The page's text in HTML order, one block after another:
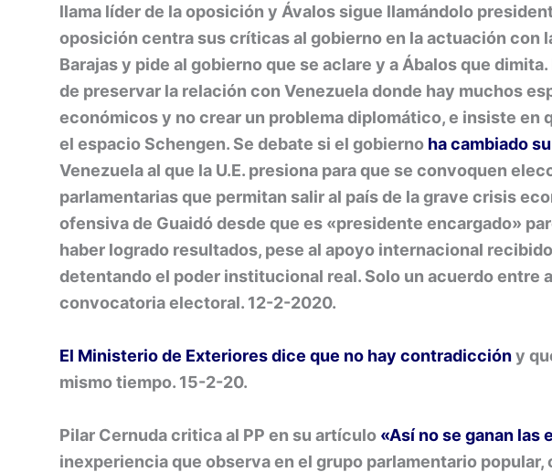
llama líder de la oposición y Ávalos sigue llamándolo
oposición centra sus críticas al gobierno en la actuación con
Barajas y pide al gobierno que se aclare y a Ábalos que
de preservar la relación con Venezuela donde hay muchos
económicos y no crear un problema diplomático, e insiste en
el espacio Schengen. Se debate si el gobierno ha cambiado
Venezuela al que la U.E. presiona para que se convoquen
parlamentarias que permitan salir al país de la grave crisis
ofensiva de Guaidó desde que es «presidente encargado»
haber logrado resultados, pese al apoyo internacional
detentando el poder institucional real. Solo un acuerdo entre
convocatoria electoral. 12-2-2020.
El Ministerio de Exteriores dice que no hay contradiccióny
mismo tiempo. 15-2-20.
Pilar Cernuda critica al PP en su artículo «Así no se ganan las
inexperiencia que observa en el grupo parlamentario